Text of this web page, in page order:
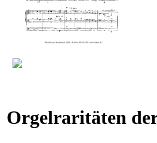
Orgelraritäten